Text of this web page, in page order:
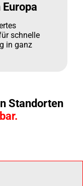
schnelle
in ganz
Standorten